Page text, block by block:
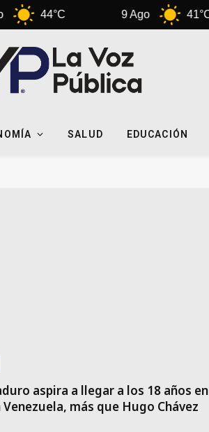
44°C 9 Ago 41°C
SALUD EDUCACIÓN
aspira a llegar a los 18 años en
más que Hugo Chávez